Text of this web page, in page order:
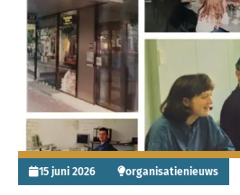
15 juni 2026 organisatienieuws